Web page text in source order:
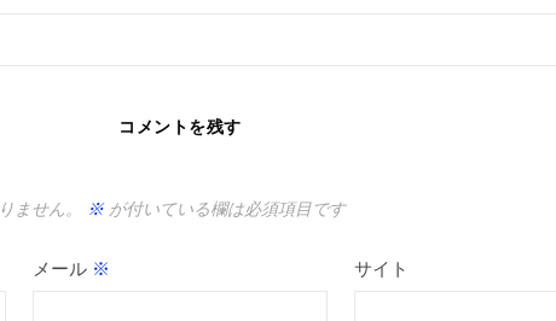
コメントを残す
ません。 ※が付いている欄は必須項目です
メール ※ サイト